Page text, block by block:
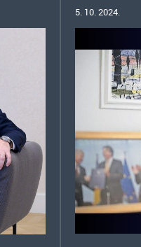
5. 10. 2024.